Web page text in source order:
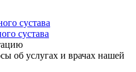
сустава
сустава
об услугах и врачах нашей